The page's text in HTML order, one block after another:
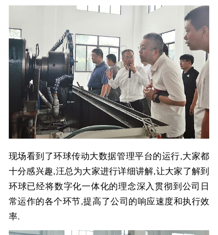
现场看到了环球传动大数据管理平台的运行,大家都
十分感兴趣,汪总为大家进行详细讲解,让大家了解到
环球已经将数字化一体化的理念深入贯彻到公司日
常运作的各个环节,提高了公司的响应速度和执行效
率.